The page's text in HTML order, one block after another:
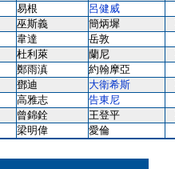
易根 呂健威
巫斯義 簡炳墀
韋達 岳敦
杜利萊 蘭尼
鄭雨滇 約翰摩亞
鄧迪 大衛希斯
高雅志 告東尼
曾錦銓 王登平
梁明偉 愛倫